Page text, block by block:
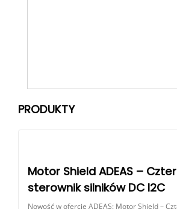
PRODUKTY
Motor Shield ADEAS –
sterownik silników DC I2C
Nowość w ofercie ADEAS: Motor Shield –